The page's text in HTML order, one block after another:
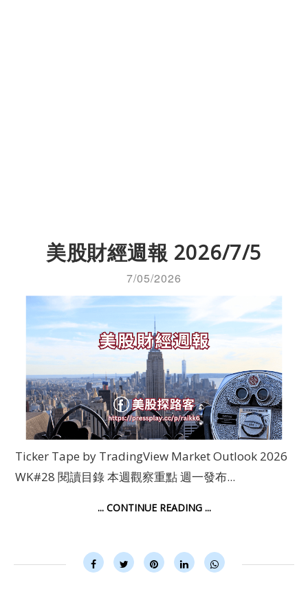
美股財經週報 2026/7/5
7/05/2026
Ticker Tape by TradingView Market Outlook 2026
WK#28 閱讀目錄 本週觀察重點 週一發布...
... CONTINUE READING ...